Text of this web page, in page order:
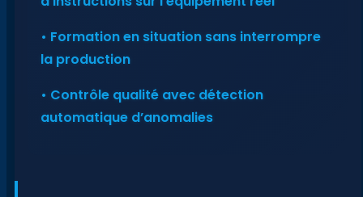
• Formation en situation sans interrompre
la production
• Contrôle qualité avec détection
automatique d’anomalies